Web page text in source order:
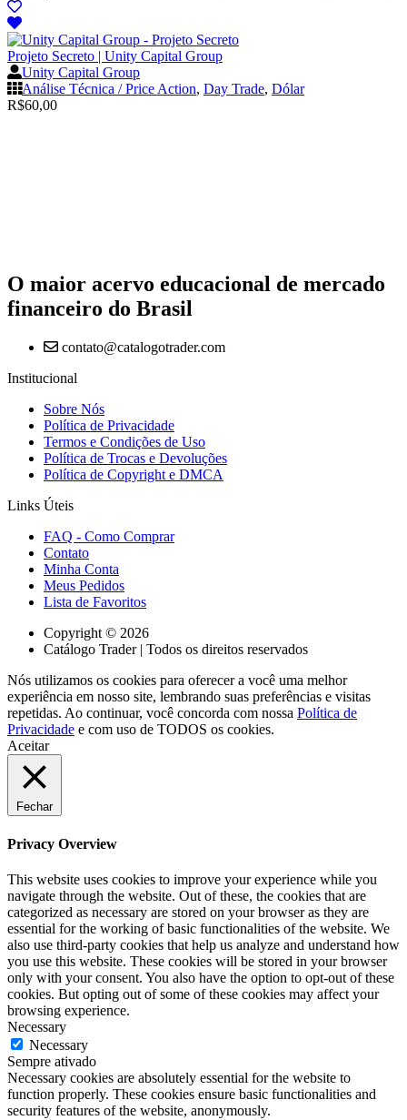
Projeto Secreto | Unity Capital Group
Unity Capital Group
Análise Técnica / Price Action, Day Trade, Dólar
R$60,00
O maior acervo educacional de mercado
financeiro do Brasil
contato@catalogotrader.com
Institucional
Sobre Nós
Política de Privacidade
Termos e Condições de Uso
Política de Trocas e Devoluções
Política de Copyright e DMCA
Links Úteis
FAQ - Como Comprar
Contato
Minha Conta
Meus Pedidos
Lista de Favoritos
Copyright © 2026
Catálogo Trader | Todos os direitos reservados
Nós utilizamos os cookies para oferecer a você uma melhor
experiência em nosso site, lembrando suas preferências e visitas
repetidas. Ao continuar, você concorda com nossa Política de
Privacidade e com uso de TODOS os cookies.
Aceitar
Fechar
Privacy Overview
This website uses cookies to improve your experience while you
navigate through the website. Out of these, the cookies that are
categorized as necessary are stored on your browser as they are
essential for the working of basic functionalities of the website. We
also use third-party cookies that help us analyze and understand how
you use this website. These cookies will be stored in your browser
only with your consent. You also have the option to opt-out of these
cookies. But opting out of some of these cookies may affect your
browsing experience.
Necessary
Necessary
Sempre ativado
Necessary cookies are absolutely essential for the website to
function properly. These cookies ensure basic functionalities and
security features of the website, anonymously.